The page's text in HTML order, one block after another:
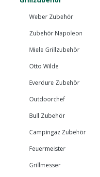
Weber Zubehör
Zubehör Napoleon
Miele Grillzubehör
Otto Wilde
Everdure Zubehör
Outdoorchef
Bull Zubehör
Campingaz Zubehör
Feuermeister
Grillmesser